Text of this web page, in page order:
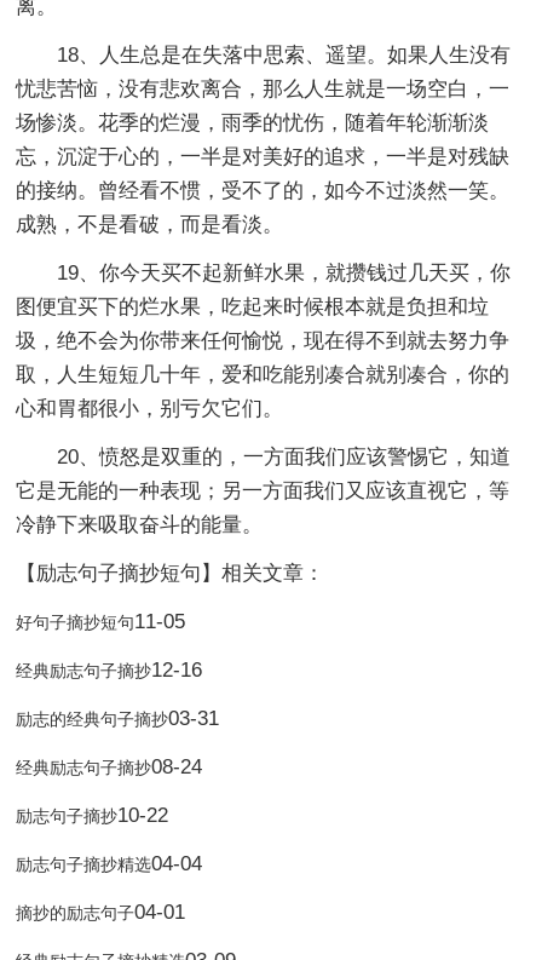
离。
18、人生总是在失落中思索、遥望。如果人生没有
忧悲苦恼，没有悲欢离合，那么人生就是一场空白，一
场惨淡。花季的烂漫，雨季的忧伤，随着年轮渐渐淡
忘，沉淀于心的，一半是对美好的追求，一半是对残缺
的接纳。曾经看不惯，受不了的，如今不过淡然一笑。
成熟，不是看破，而是看淡。
19、你今天买不起新鲜水果，就攒钱过几天买，你
图便宜买下的烂水果，吃起来时候根本就是负担和垃
圾，绝不会为你带来任何愉悦，现在得不到就去努力争
取，人生短短几十年，爱和吃能别凑合就别凑合，你的
心和胃都很小，别亏欠它们。
20、愤怒是双重的，一方面我们应该警惕它，知道
它是无能的一种表现；另一方面我们又应该直视它，等
冷静下来吸取奋斗的能量。
【励志句子摘抄短句】相关文章：
好句子摘抄短句11-05
经典励志句子摘抄12-16
励志的经典句子摘抄03-31
经典励志句子摘抄08-24
励志句子摘抄10-22
励志句子摘抄精选04-04
摘抄的励志句子04-01